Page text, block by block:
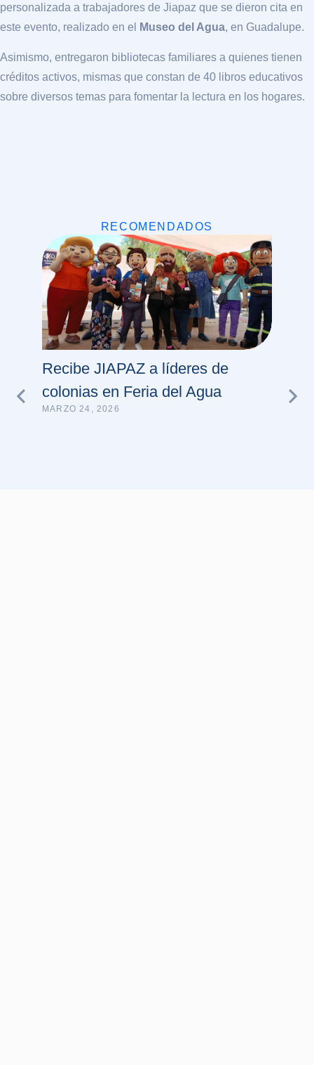
personalizada a trabajadores de Jiapaz que se dieron cita en
este evento, realizado en el
Museo del Agua, en Guadalupe.
Asimismo, entregaron bibliotecas familiares a quienes tienen
créditos activos, mismas que constan de 40 libros educativos
sobre diversos temas para fomentar la lectura en los hogares.
RECOMENDADOS
Recibe JIAPAZ a líderes de
colonias en Feria del Agua
MARZO 24, 2026